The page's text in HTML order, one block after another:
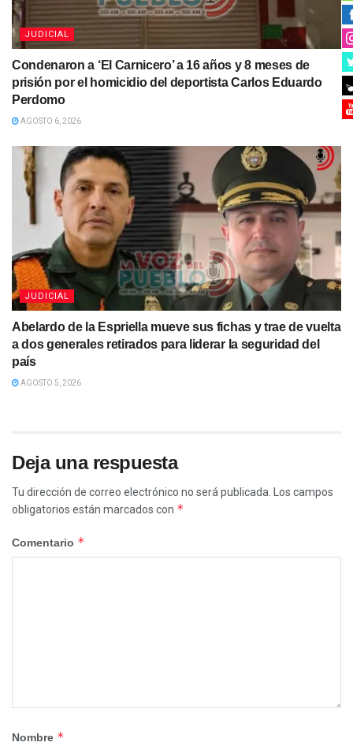
JUDICIAL
Condenaron a ‘El Carnicero’ a 16 años y 8 meses de
prisión por el homicidio del deportista Carlos Eduardo
Perdomo
AGOSTO 6, 2026
JUDICIAL
Abelardo de la Espriella mueve sus fichas y trae de vuelta
a dos generales retirados para liderar la seguridad del
país
AGOSTO 5, 2026
Deja una respuesta
Tu dirección de correo electrónico no será publicada.
Los campos
obligatorios están marcados con *
Comentario *
Nombre *